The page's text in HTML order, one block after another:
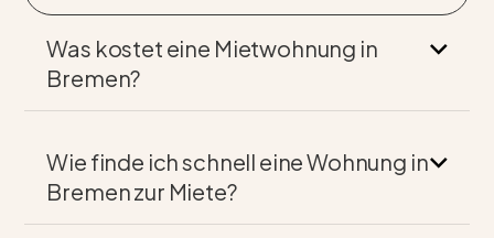
Was kostet eine Mietwohnung in
Bremen?
Wie finde ich schnell eine Wohnung in
Bremen zur Miete?